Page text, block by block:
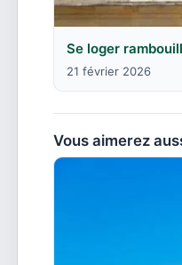
Se loger
21 février 2026
Vous aimerez